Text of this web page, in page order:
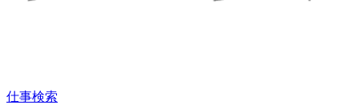
仕事検索